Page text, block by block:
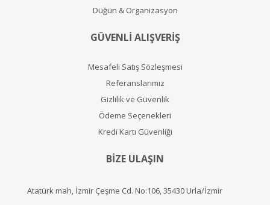
Düğün & Organizasyon
GÜVENLİ ALIŞVERİŞ
Mesafeli Satış Sözleşmesi
Referanslarımız
Gizlilik ve Güvenlik
Ödeme Seçenekleri
Kredi Kartı Güvenliği
BİZE ULAŞIN
Atatürk mah, İzmir Çeşme Cd. No:106, 35430 Urla/İzmir